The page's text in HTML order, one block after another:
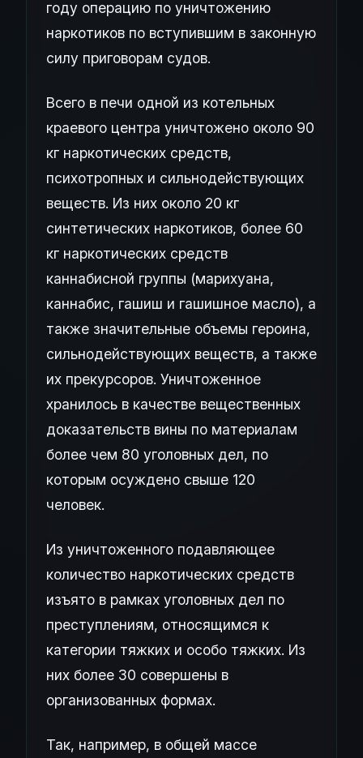
году операцию по уничтожению
наркотиков по вступившим в законную
силу приговорам судов.
Всего в печи одной из котельных
краевого центра уничтожено около 90
кг наркотических средств,
психотропных и сильнодействующих
веществ. Из них около 20 кг
синтетических наркотиков, более 60
кг наркотических средств
каннабисной группы (марихуана,
каннабис, гашиш и гашишное масло), а
также значительные объемы героина,
сильнодействующих веществ, а также
их прекурсоров. Уничтоженное
хранилось в качестве вещественных
доказательств вины по материалам
более чем 80 уголовных дел, по
которым осуждено свыше 120
человек.
Из уничтоженного подавляющее
количество наркотических средств
изъято в рамках уголовных дел по
преступлениям, относящимся к
категории тяжких и особо тяжких. Из
них более 30 совершены в
организованных формах.
Так, например, в общей массе